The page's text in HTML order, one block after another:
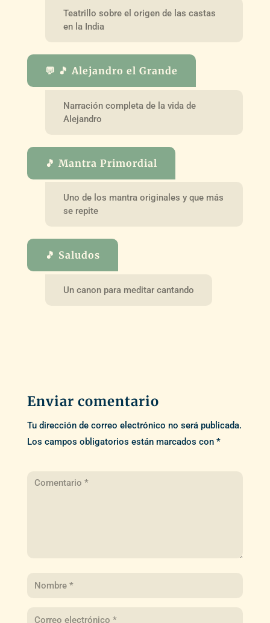
Teatrillo sobre el origen de las castas
en la India
💬 🎵 Alejandro el Grande
Narración completa de la vida de
Alejandro
🎵 Mantra Primordial
Uno de los mantra originales y que más
se repite
🎵 Saludos
Un canon para meditar cantando
Enviar comentario
Tu dirección de correo electrónico no será publicada.
Los campos obligatorios están marcados con *